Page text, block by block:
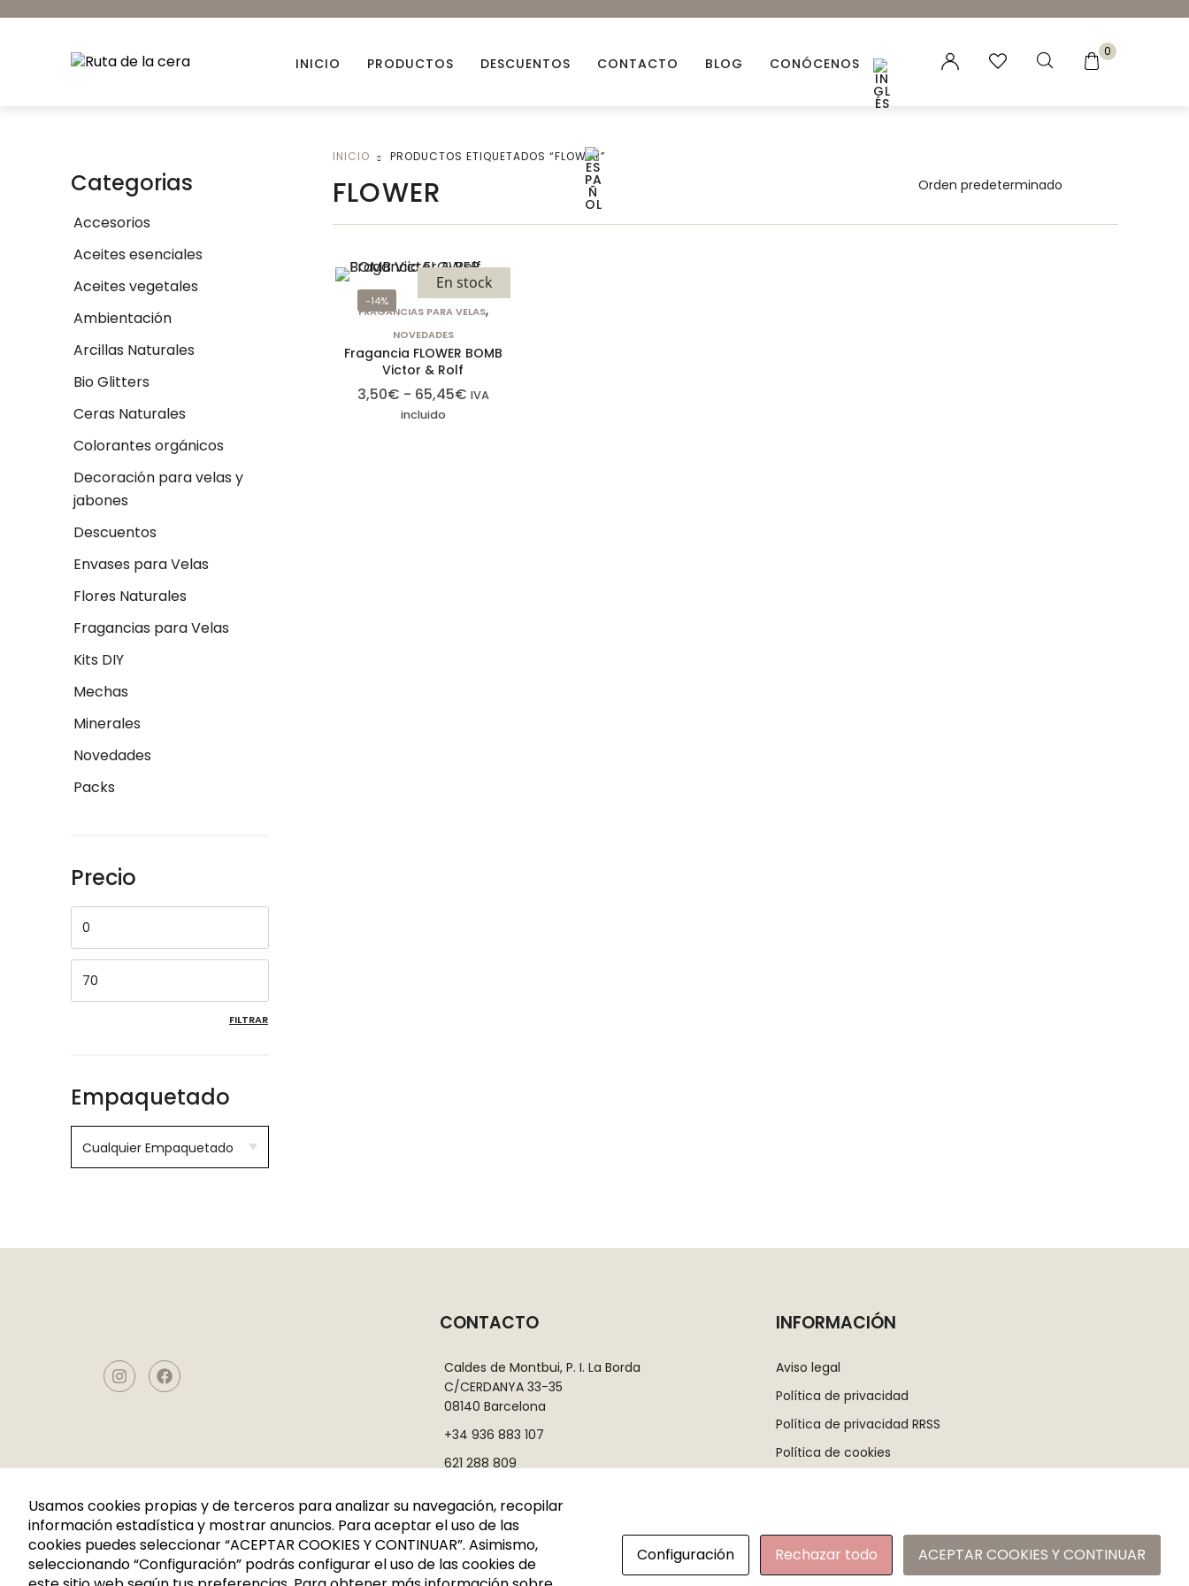
INICIO PRODUCTOS
Aceites esenciales
Arcillas Naturales
Colorantes orgánicos
Bio Glitters
Decoración para velas y jabones
Envases para Velas
Flores Naturales
Mechas
DESCUENTOS CONTACTO BLOG CONÓCENOS
0
Categorias
Accesorios
Aceites esenciales
Aceites vegetales
Ambientación
Arcillas Naturales
Bio Glitters
Ceras Naturales
Colorantes orgánicos
Decoración para velas y
jabones
Descuentos
Envases para Velas
Flores Naturales
Fragancias para Velas
Kits DIY
Mechas
Minerales
Novedades
Packs
Precio
FILTRAR
Empaquetado
INICIO PRODUCTOS ETIQUETADOS “FLOWER”
FLOWER
-14%
En stock
FRAGANCIAS PARA VELAS,
NOVEDADES
Fragancia FLOWER BOMB
Victor & Rolf
3,50€ - 65,45€ IVA
incluido
CONTACTO
Caldes de Montbui, P. I. La Borda
C/CERDANYA 33-35
08140 Barcelona
+34 936 883 107
621 288 809
INFORMACIÓN
Aviso legal
Política de privacidad
Política de privacidad RRSS
Política de cookies
Usamos cookies propias y de terceros para analizar su navegación, recopilar
información estadística y mostrar anuncios. Para aceptar el uso de las
cookies puedes seleccionar “ACEPTAR COOKIES Y CONTINUAR”. Asimismo,
seleccionando “Configuración” podrás configurar el uso de las cookies de
Configuración Rechazar todo ACEPTAR COOKIES Y CONTINUAR